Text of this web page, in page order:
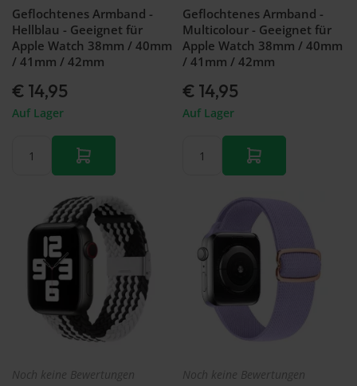
Geflochtenes Armband -
Hellblau - Geeignet für
Apple Watch 38mm / 40mm
/ 41mm / 42mm
€ 14,95
Auf Lager
Geflochtenes Armband -
Multicolour - Geeignet für
Apple Watch 38mm / 40mm
/ 41mm / 42mm
€ 14,95
Auf Lager
Noch keine Bewertungen Noch keine Bewertungen